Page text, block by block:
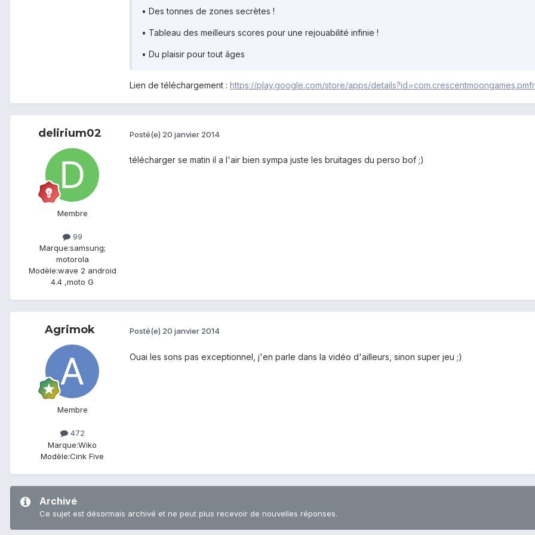
• Des tonnes de zones secrètes !
• Tableau des meilleurs scores pour une rejouabilité infinie !
• Du plaisir pour tout âges
Lien de téléchargement : https://play.google.com/store/apps/
delirium02
Membre
99
Marque:samsung;
motorola
Modèle:wave 2 android
4.4 ,moto G
Posté(e) 20 janvier 2014
télécharger se matin il a l'air bien sympa juste les bruitages du perso bof ;)
Agrimok
Membre
472
Marque:Wiko
Modèle:Cink Five
Posté(e) 20 janvier 2014
Ouai les sons pas exceptionnel, j'en parle dans la vidéo d'ailleurs, sinon super jeu ;)
Archivé
Ce sujet est désormais archivé et ne peut plus recevoir de nouvelles réponses.